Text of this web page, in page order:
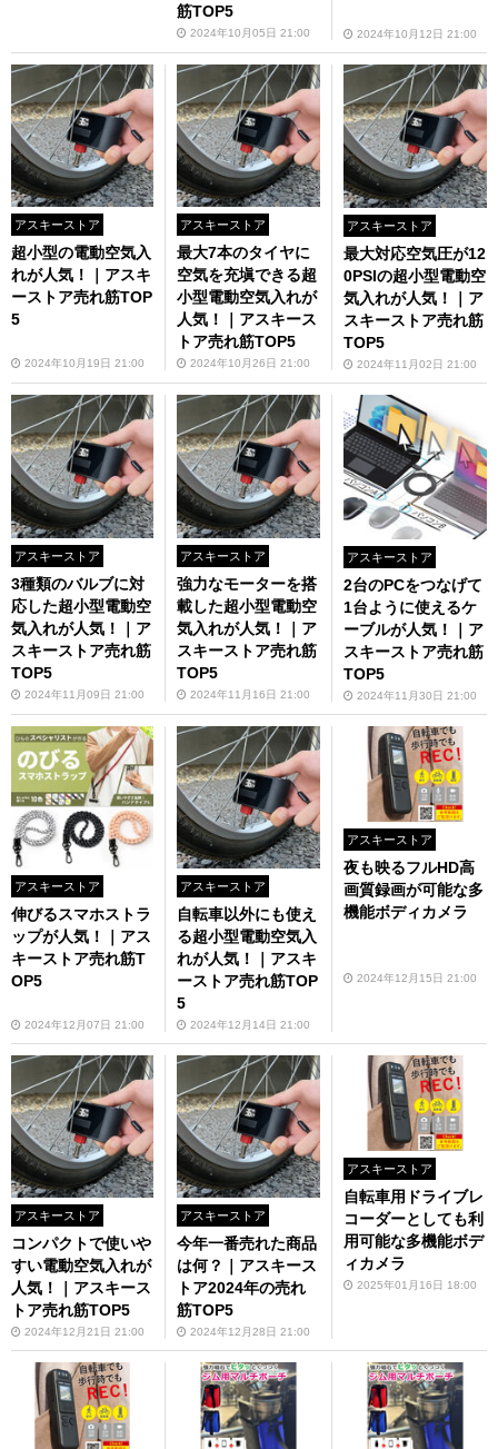
筋TOP5
2024年10月05日 21:00 2024年10月12日 21:00
アスキーストア
超小型の電動空気入
れが人気！｜アスキ
ーストア売れ筋TOP
5
2024年10月19日 21:00
アスキーストア
最大7本のタイヤに
空気を充塡できる超
小型電動空気入れが
人気！｜アスキース
トア売れ筋TOP5
2024年10月26日 21:00
アスキーストア
最大対応空気圧が12
0PSIの超小型電動空
気入れが人気！｜ア
スキーストア売れ筋
TOP5
2024年11月02日 21:00
アスキーストア
3種類のバルブに対
応した超小型電動空
気入れが人気！｜ア
スキーストア売れ筋
TOP5
2024年11月09日 21:00
アスキーストア
強力なモーターを搭
載した超小型電動空
気入れが人気！｜ア
スキーストア売れ筋
TOP5
2024年11月16日 21:00
アスキーストア
2台のPCをつなげて
1台ように使えるケ
ーブルが人気！｜ア
スキーストア売れ筋
TOP5
2024年11月30日 21:00
アスキーストア
伸びるスマホストラ
ップが人気！｜アス
キーストア売れ筋T
OP5
2024年12月07日 21:00
アスキーストア
自転車以外にも使え
る超小型電動空気入
れが人気！｜アスキ
ーストア売れ筋TOP
5
2024年12月14日 21:00
アスキーストア
夜も映るフルHD高
画質録画が可能な多
機能ボディカメラ
2024年12月15日 21:00
アスキーストア
コンパクトで使いや
すい電動空気入れが
人気！｜アスキース
トア売れ筋TOP5
2024年12月21日 21:00
アスキーストア
今年一番売れた商品
は何？｜アスキース
トア2024年の売れ
筋TOP5
2024年12月28日 21:00
アスキーストア
自転車用ドライブレ
コーダーとしても利
用可能な多機能ボデ
ィカメラ
2025年01月16日 18:00